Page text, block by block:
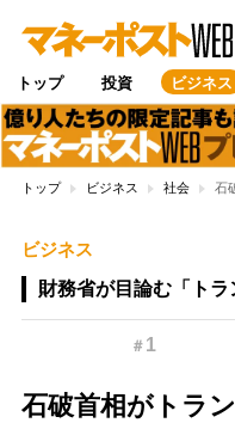
トップ 投資 ビジネス
トップ ビジネス 社会 石
ビジネス
財務省が目論む「トラ
＃ 1
石破首相がトラ